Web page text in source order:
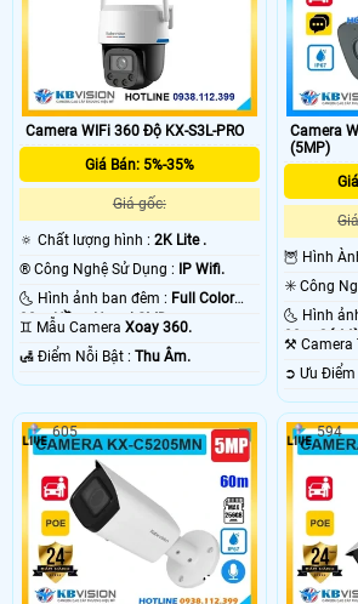
Camera WIFi 360 Độ KX-S3L-PRO
Giá Bán: 5%-35%
Giá gốc:
🔅 Chất lượng hình : 2K Lite .
®️ Công Nghệ Sử Dụng : IP Wifi.
🌜 Hình ảnh ban đêm : Full Color
30m Hồng Ngoại SMD.
♊ Mẫu Camera Xoay 360.
️🛃 Điểm Nỗi Bật : Thu Âm.
Camera
(5MP)
🦉 Hình
30m Có
⚒
605 594